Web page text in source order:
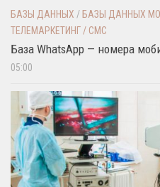
БАЗЫ ДАННЫХ / БАЗЫ ДАННЫХ
ТЕЛЕМАРКЕТИНГ / СМС
База WhatsApp — номера
05:00